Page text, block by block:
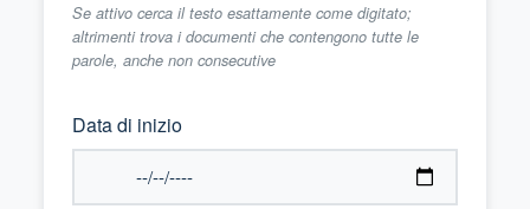
Se attivo cerca il testo esattamente come digitato;
altrimenti trova i documenti che contengono tutte le
parole, anche non consecutive
Data di inizio